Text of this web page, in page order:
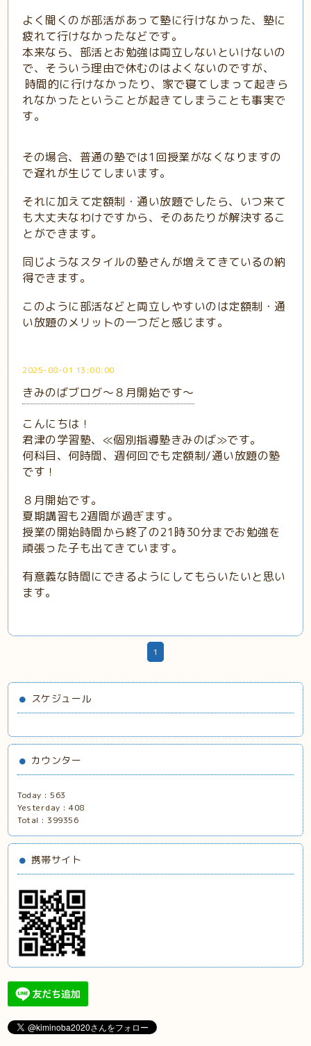
よく聞くのが部活があって塾に行けなかった、塾に
疲れて行けなかったなどです。
本来なら、部活とお勉強は両立しないといけないの
で、そういう理由で休むのはよくないのですが、
時間的に行けなかったり、家で寝てしまって起きら
れなかったということが起きてしまうことも事実で
す。
その場合、普通の塾では1回授業がなくなりますの
で遅れが生じてしまいます。
それに加えて定額制・通い放題でしたら、いつ来て
も大丈夫なわけですから、そのあたりが解決するこ
とができます。
同じようなスタイルの塾さんが増えてきているの納
得できます。
このように部活などと両立しやすいのは定額制・通
い放題のメリットの一つだと感じます。
2025-08-01 13:00:00
きみのばブログ～８月開始です～
こんにちは！
君津の学習塾、≪個別指導塾きみのば≫です。
何科目、何時間、週何回でも定額制/通い放題の塾
です！
８月開始です。
夏期講習も2週間が過ぎます。
授業の開始時間から終了の21時30分までお勉強を
頑張った子も出てきています。
有意義な時間にできるようにしてもらいたいと思い
ます。
1
スケジュール
カウンター
Today :563
Yesterday :408
Total :399356
携帯サイト